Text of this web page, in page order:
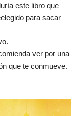
este libro que
para sacar
ver por una
que te conmueve.